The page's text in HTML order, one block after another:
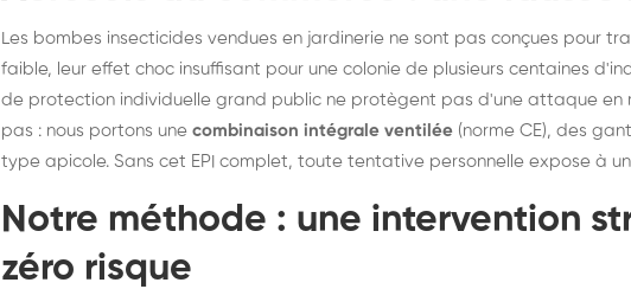
Les bombes insecticides vendues en jardinerie ne sont pas conçues pour
faible, leur effet choc insuffisant pour une colonie de plusieurs centaines
de protection individuelle grand public ne protègent pas d'une attaque en
pas : nous portons une combinaison intégrale ventilée (norme CE), des
type apicole. Sans cet EPI complet, toute tentative personnelle expose à
Notre méthode : une intervention
zéro risque